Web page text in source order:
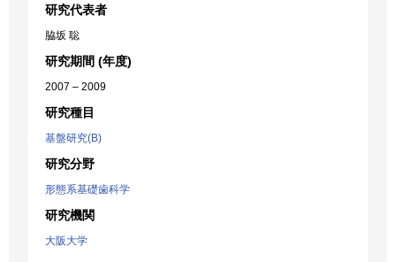
研究代表者
脇坂 聡
研究期間 (年度)
2007 – 2009
研究種目
基盤研究(B)
研究分野
形態系基礎歯科学
研究機関
大阪大学